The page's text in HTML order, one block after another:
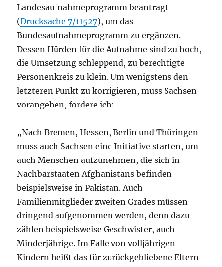
Landesaufnahmeprogramm beantragt
(Drucksache 7/11527), um das
Bundesaufnahmeprogramm zu ergänzen.
Dessen Hürden für die Aufnahme sind zu hoch,
die Umsetzung schleppend, zu berechtigte
Personenkreis zu klein. Um wenigstens den
letzteren Punkt zu korrigieren, muss Sachsen
vorangehen, fordere ich:
„Nach Bremen, Hessen, Berlin und Thüringen
muss auch Sachsen eine Initiative starten, um
auch Menschen aufzunehmen, die sich in
Nachbarstaaten Afghanistans befinden –
beispielsweise in Pakistan. Auch
Familienmitglieder zweiten Grades müssen
dringend aufgenommen werden, denn dazu
zählen beispielsweise Geschwister, auch
Minderjährige. Im Falle von volljährigen
Kindern heißt das für zurückgebliebene Eltern